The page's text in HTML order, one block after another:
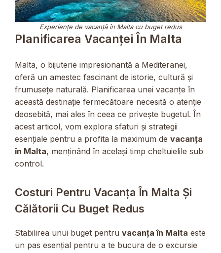
Experiențe de vacanță în Malta cu buget redus
Planificarea Vacanței În Malta
Malta, o bijuterie impresionantă a Mediteranei,
oferă un amestec fascinant de istorie, cultură și
frumusețe naturală. Planificarea unei vacanțe în
această destinație fermecătoare necesită o atenție
deosebită, mai ales în ceea ce privește bugetul. În
acest articol, vom explora sfaturi și strategii
esențiale pentru a profita la maximum de vacanța
în Malta, menținând în același timp cheltuielile sub
control.
Costuri Pentru Vacanța În Malta Și
Călătorii Cu Buget Redus
Stabilirea unui buget pentru vacanța în Malta este
un pas esențial pentru a te bucura de o excursie